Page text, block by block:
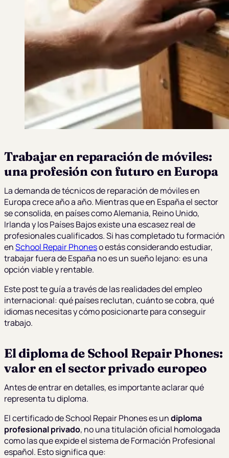
Trabajar en reparación de móviles:
una profesión con futuro en Europa
La demanda de técnicos de reparación de móviles en
Europa crece año a año. Mientras que en España el sector
se consolida, en países como Alemania, Reino Unido,
Irlanda y los Países Bajos existe una escasez real de
profesionales cualificados. Si has completado tu formación
enSchool Repair Phoneso estás considerando estudiar,
trabajar fuera de España no es un sueño lejano: es una
opción viable y rentable.
Este post te guía a través de las realidades del empleo
internacional: qué países reclutan, cuánto se cobra, qué
idiomas necesitas y cómo posicionarte para conseguir
trabajo.
El diploma de School Repair Phones:
valor en el sector privado europeo
Antes de entrar en detalles, es importante aclarar qué
representa tu diploma.
El certificado de School Repair Phones es undiploma
profesional privado, no una titulación oficial homologada
como las que expide el sistema de Formación Profesional
español. Esto significa que: